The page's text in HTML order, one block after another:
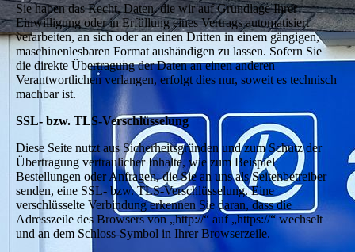
Sie haben das Recht, Daten, die wir auf Grundlage Ihrer
Einwilligung oder in Erfüllung eines Vertrags automatisiert
verarbeiten, an sich oder an einen Dritten in einem gängigen,
maschinenlesbaren Format aushändigen zu lassen. Sofern Sie
die direkte Übertragung der Daten an einen anderen
Verantwortlichen verlangen, erfolgt dies nur, soweit es technisch
machbar ist.
SSL- bzw. TLS-Verschlüsselung
Diese Seite nutzt aus Sicherheitsgründen und zum Schutz der
Übertragung vertraulicher Inhalte, wie zum Beispiel
Bestellungen oder Anfragen, die Sie an uns als Seitenbetreiber
senden, eine SSL- bzw. TLS-Verschlüsselung. Eine
verschlüsselte Verbindung erkennen Sie daran, dass die
Adresszeile des Browsers von „http://“ auf „https://“ wechselt
und an dem Schloss-Symbol in Ihrer Browserzeile.